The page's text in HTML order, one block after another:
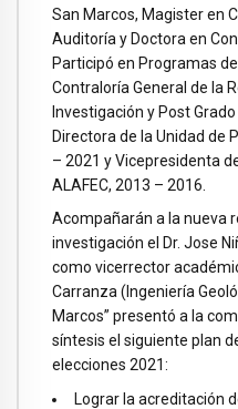
San Marcos, Magister en
Auditoría y Doctora en
Participó en Programas
Contraloría General de la
Investigación y Post
Directora de la Unidad de
– 2021 y Vicepresidenta
ALAFEC, 2013 – 2016.
Acompañarán a la nueva
investigación el Dr. Jose
como vicerrector
Carranza (Ingeniería
Marcos” presentó a la
síntesis el siguiente plan
elecciones 2021:
Lograr la acreditación